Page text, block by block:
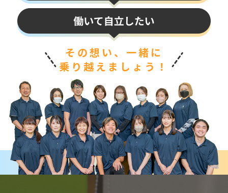
その想い、一緒に
乗り越えましょう！